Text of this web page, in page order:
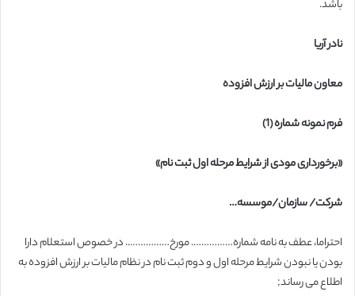
باشد.
نادر آریا
معاون مالیات بر ارزش افزوده
فرم نمونه شماره (1)
«برخورداری مودی از شرایط مرحله اول ثبت نام»
شرکت/ سازمان/موسسه…
احتراما، عطف به نامه شماره……………. مورخ…………….. در خصوص استعلام دارا
بودن یا نبودن شرایط مرحله اول و دوم ثبت نام در نظام مالیات بر ارزش افزوده به
اطلاع می رساند;